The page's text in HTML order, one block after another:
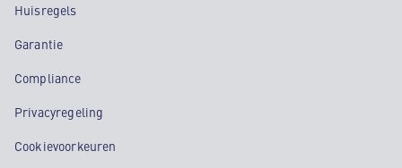
Huisregels
Garantie
Compliance
Privacyregeling
Cookievoorkeuren